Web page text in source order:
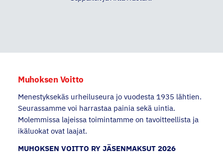
Muhoksen Voitto
Menestyksekäs urheiluseura jo vuodesta 1935 lähtien.
Seurassamme voi harrastaa painia sekä uintia.
Molemmissa lajeissa toimintamme on tavoitteellista ja
ikäluokat ovat laajat.
MUHOKSEN VOITTO RY JÄSENMAKSUT 2026